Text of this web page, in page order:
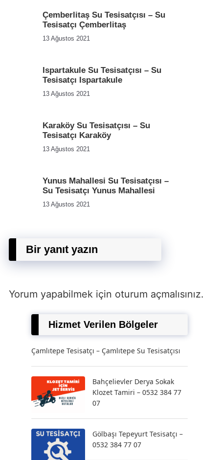
Çemberlitaş Su Tesisatçısı – Su
Tesisatçı Çemberlitaş
13 Ağustos 2021
Ispartakule Su Tesisatçısı – Su
Tesisatçı Ispartakule
13 Ağustos 2021
Karaköy Su Tesisatçısı – Su
Tesisatçı Karaköy
13 Ağustos 2021
Yunus Mahallesi Su Tesisatçısı –
Su Tesisatçı Yunus Mahallesi
13 Ağustos 2021
Bir yanıt yazın
Yorum yapabilmek için oturum açmalısınız.
Hizmet Verilen Bölgeler
Çamlıtepe Tesisatçı – Çamlıtepe Su Tesisatçısı
Bahçelievler Derya Sokak
Klozet Tamiri – 0532 384 77
07
Gölbaşı Tepeyurt Tesisatçı –
0532 384 77 07